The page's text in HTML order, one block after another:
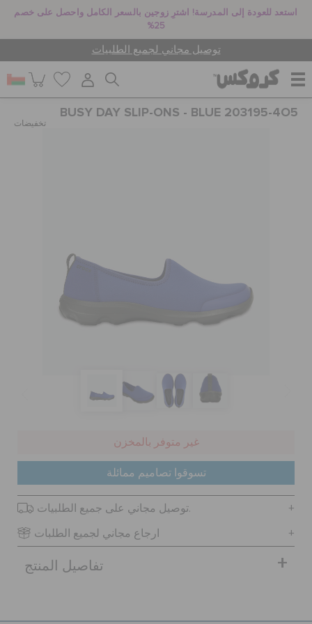
استعد للعودة إلى المدرسة! اشترِ زوجين بالسعر الكامل واحصل على خصم
25%
توصيل مجاني لجميع الطلبيات
كروكس لمكان العمل
تسجيل الدخول / اشتراك
تحديد موقع المتجر
BUSY DAY SLIP-ONS - BLUE 203195-4O5
تخفيضات
غير متوفر بالمخزن
تسوقوا تصاميم ممائلة
توصيل مجاني على جميع الطلبيات.
ارجاع مجاني لجميع الطلبات
تفاصيل المنتج